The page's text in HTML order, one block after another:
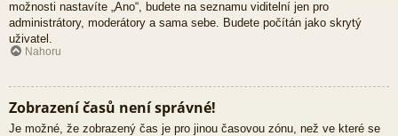
možnosti nastavíte „Ano“, budete na seznamu viditelní jen pro
administrátory, moderátory a sama sebe. Budete počítán jako skrytý
uživatel.
Nahoru
Zobrazení časů není správné!
Je možné, že zobrazený čas je pro jinou časovou zónu, než ve které se